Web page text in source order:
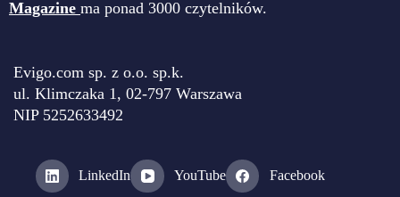
Magazine ma ponad 3000 czytelników.
Evigo.com sp. z o.o. sp.k.
ul. Klimczaka 1, 02-797 Warszawa
NIP 5252633492
LinkedIn YouTube Facebook